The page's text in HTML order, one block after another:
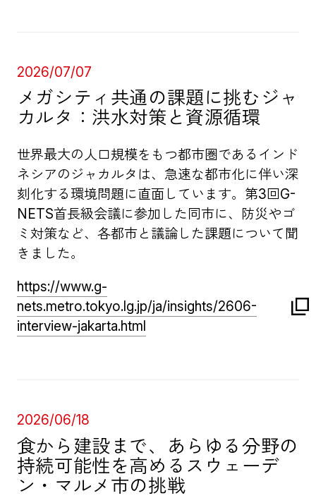
2026/07/07
メガシティ共通の課題に挑むジャ
カルタ：洪水対策と資源循環
世界最大の人口規模をもつ都市圏であるインド
ネシアのジャカルタは、急速な都市化に伴い深
刻化する環境問題に直面しています。第3回G-
NETS首長級会議に参加した同市に、防災やゴ
ミ対策など、各都市と議論した課題について聞
きました。
https://www.g-
nets.metro.tokyo.lg.jp/ja/insights/2606-
interview-jakarta.html
2026/06/18
食から建設まで、あらゆる分野の
持続可能性を高めるスウェーデ
ン・マルメ市の挑戦